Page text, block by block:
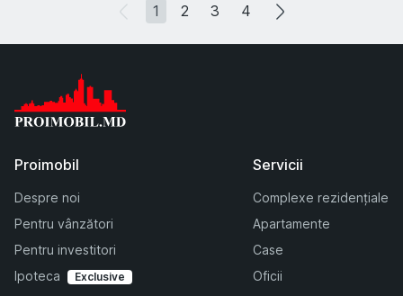
1 2 3 4
Proimobil
Despre noi
Pentru vânzători
Pentru investitori
Ipoteca
Exclusive
Servicii
Complexe rezidențiale
Apartamente
Case
Oficii